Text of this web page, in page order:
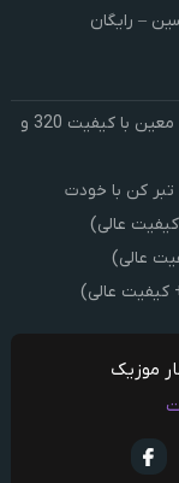
– رایگان
کنسرت صوتی معین لایو | آرشیو کامل اجرای زنده معین با کیفیت 320 و
کن با خودت
عالی)
عالی)
عالی)
موزیک
تويتر